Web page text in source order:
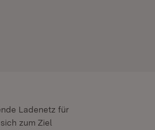
Ladenetz für
zum Ziel